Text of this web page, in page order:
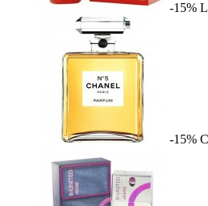
-15%
-15%